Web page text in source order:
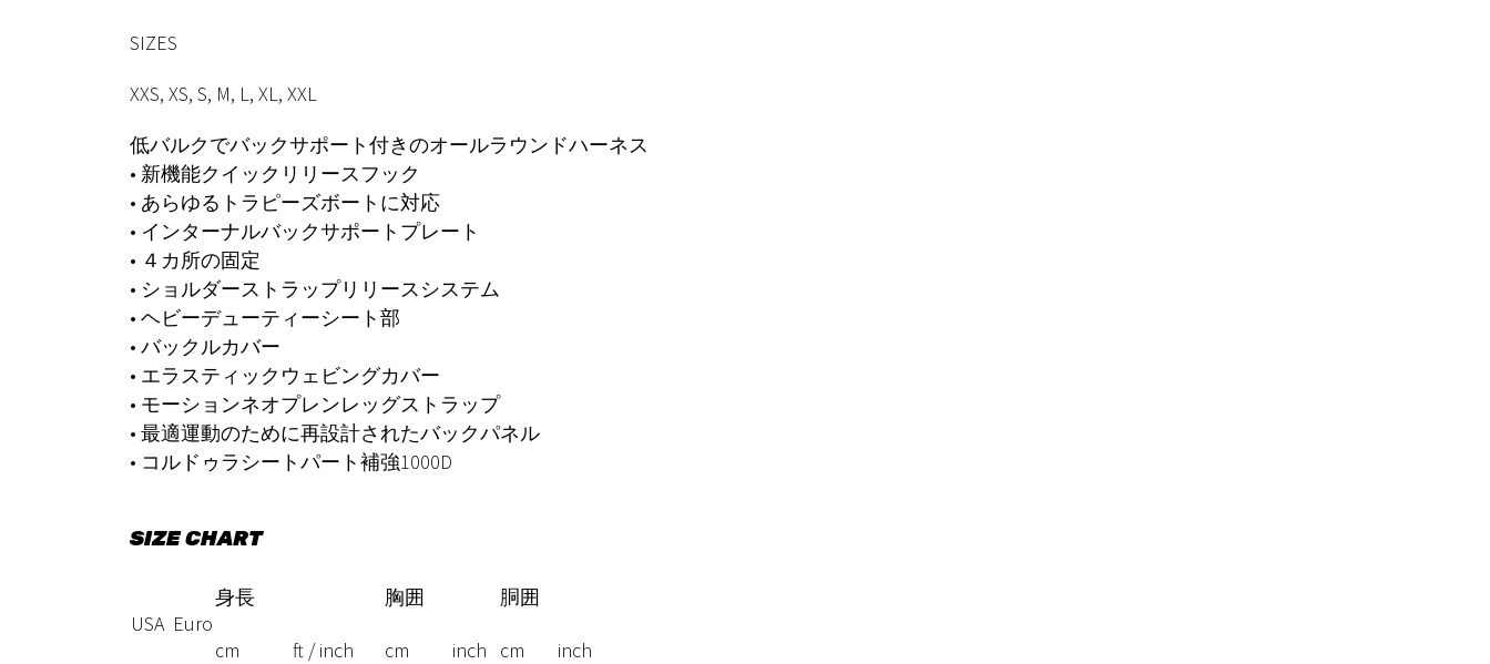
SIZES
XXS, XS, S, M, L, XL, XXL
低バルクでバックサポート付きのオールラウンドハーネス
• 新機能クイックリリースフック
• あらゆるトラピーズボートに対応
• インターナルバックサポートプレート
• ４カ所の固定
• ショルダーストラップリリースシステム
• ヘビーデューティーシート部
• バックルカバー
• エラスティックウェビングカバー
• モーションネオプレンレッグストラップ
• 最適運動のために再設計されたバックパネル
• コルドゥラシートパート補強1000D
SIZE CHART
USA Euro
身長 胸囲 胴囲
cm ft / inch cm inch cm inch